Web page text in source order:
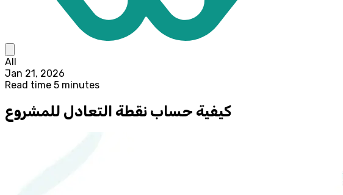
All
Jan 21, 2026
Read time 5 minutes
كيفية حساب نقطة التعادل للمشروع